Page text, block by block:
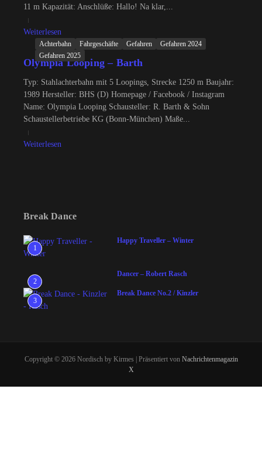
11 m Kapazität: Anschlüße: Hallo! Na klar,...
Weiterlesen
Achterbahn Fahrgeschäfte Gefahren
Gefahren 2024
Gefahren 2025
Olympia Looping – Barth
Typ: Stahlachterbahn mit 5 Loopings, Strecke 1250 m Baujahr:
1989 Hersteller: BHS (D) Homepage / Facebook / Instagram
Name: Olympia Looping Schausteller: R. Barth & Sohn
Schaustellerbetriebe KG (Bonn-München) Maße...
Weiterlesen
Break Dance
1
Happy Traveller – Winter
2
Dancer – Robert Rasch
3
Break Dance No.2 / Kinzler
Copyright © 2026 Nordisch by Kirmes | Präsentiert von Nachrichtenmagazin
X